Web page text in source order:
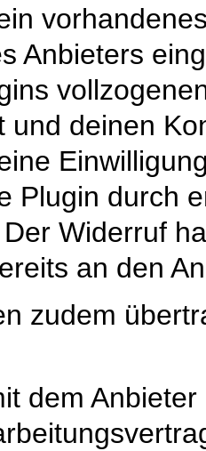
Anbieters
und deinen
Plugin durch
Widerruf
an den
zudem
dem Anbieter